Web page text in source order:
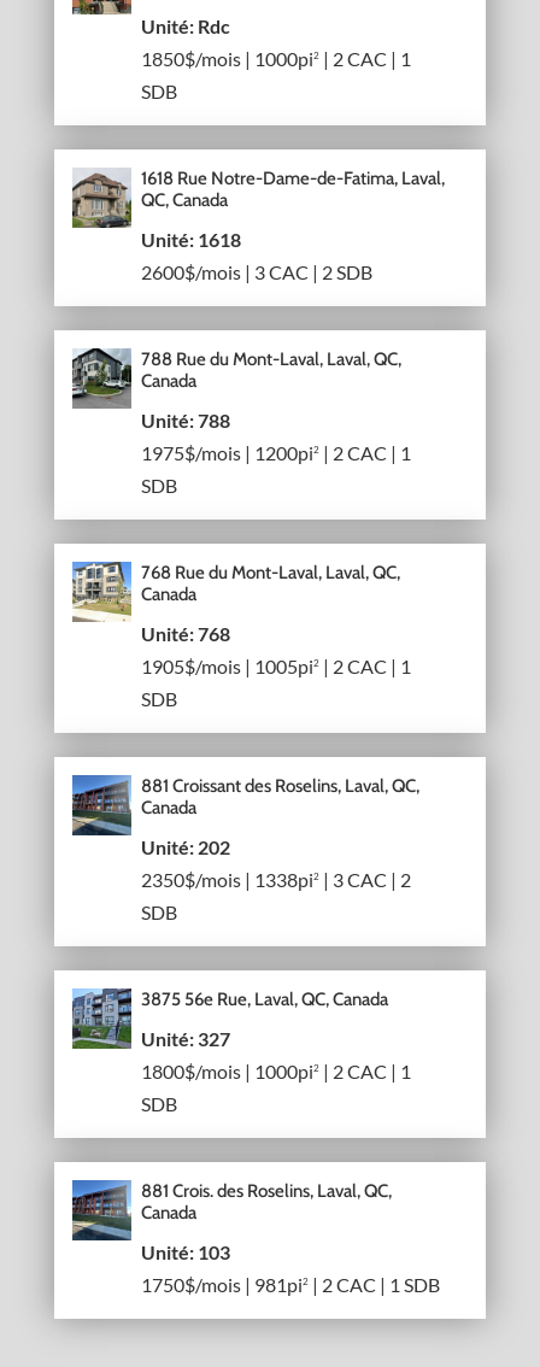
Unité: Rdc
1850$/mois | 1000pi2 | 2 CAC | 1
SDB
1618 Rue Notre-Dame-de-Fatima, Laval,
QC, Canada
Unité: 1618
2600$/mois | 3 CAC | 2 SDB
788 Rue du Mont-Laval, Laval, QC,
Canada
Unité: 788
1975$/mois | 1200pi2 | 2 CAC | 1
SDB
768 Rue du Mont-Laval, Laval, QC,
Canada
Unité: 768
1905$/mois | 1005pi2 | 2 CAC | 1
SDB
881 Croissant des Roselins, Laval, QC,
Canada
Unité: 202
2350$/mois | 1338pi2 | 3 CAC | 2
SDB
3875 56e Rue, Laval, QC, Canada
Unité: 327
1800$/mois | 1000pi2 | 2 CAC | 1
SDB
881 Crois. des Roselins, Laval, QC,
Canada
Unité: 103
1750$/mois | 981pi2 | 2 CAC | 1 SDB